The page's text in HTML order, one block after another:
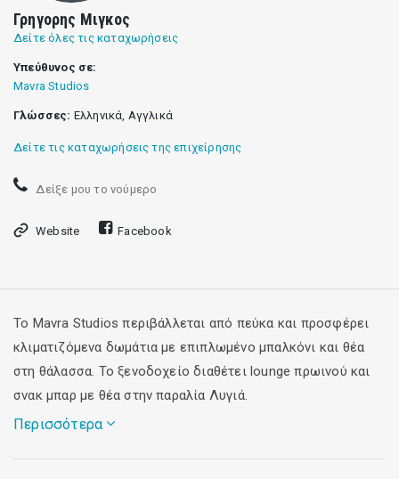
Γρηγορης Μιγκος
Δείτε όλες τις καταχωρήσεις
Υπεύθυνος σε:
Mavra Studios
Γλώσσες: Ελληνικά, Αγγλικά
Δείτε τις καταχωρήσεις της επιχείρησης
Δείξε μου το νούμερο
Website Facebook
Το Mavra Studios περιβάλλεται από πεύκα και προσφέρει
κλιματιζόμενα δωμάτια με επιπλωμένο μπαλκόνι και θέα
στη θάλασσα. Το ξενοδοχείο διαθέτει lounge πρωινού και
σνακ μπαρ με θέα στην παραλία Λυγιά.
Περισσότερα